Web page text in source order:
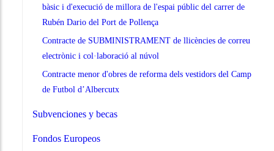
bàsic i d'execució de millora de l'espai públic del carrer de
Rubén Dario del Port de Pollença
Contracte de SUBMINISTRAMENT de llicències de correu
electrònic i col·laboració al núvol
Contracte menor d'obres de reforma dels vestidors del Camp
de Futbol d’Albercutx
Subvenciones y becas
Fondos Europeos